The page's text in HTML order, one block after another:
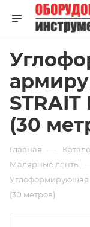
STRAIT
(30
Главная —
Малярные ленты
Углоформирующая
(30 метров)